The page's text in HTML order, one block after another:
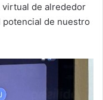
de alrededor
de nuestro